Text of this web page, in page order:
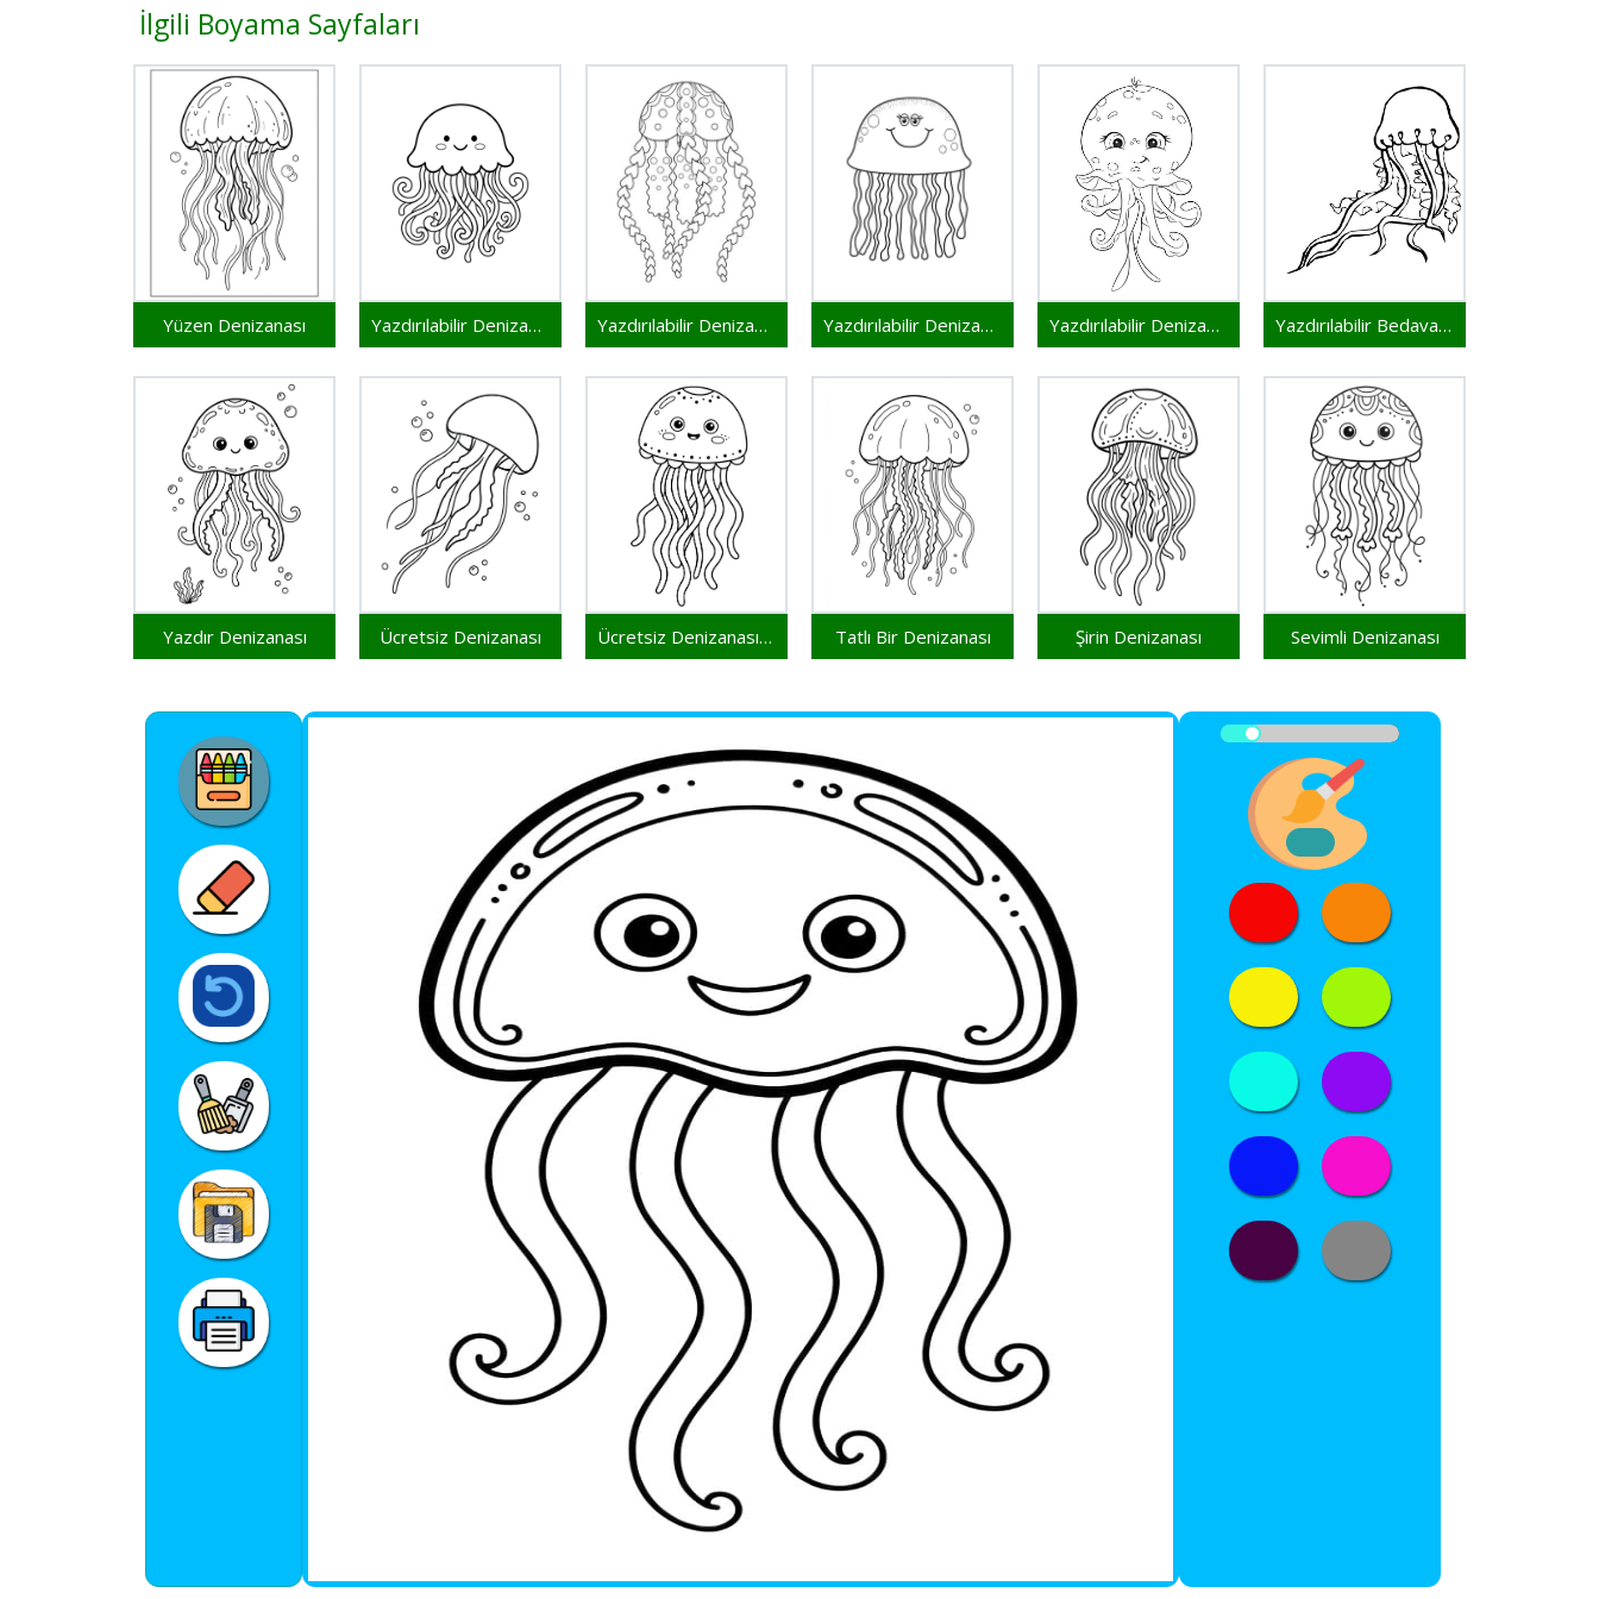
İlgili Boyama Sayfaları
Yüzen Denizanası Yazdırılabilir Denizanası Yazdırılabilir Denizanası Resim Yazdırılabilir Denizanası Çocuklar İçin Yazdırılabilir Denizanası Bedava Yazdırılabilir Bedava Denizanası
Yazdır Denizanası Ücretsiz Denizanası Ücretsiz Denizanası Yazdırılabilir Tatlı Bir Denizanası Şirin Denizanası Sevimli Denizanası